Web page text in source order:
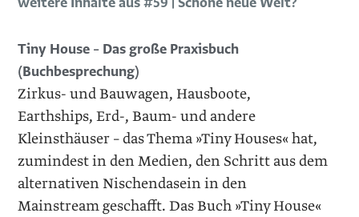
Tiny House – Das große Praxisbuch
(Buchbesprechung)
Zirkus- und Bauwagen, Hausboote,
Earthships, Erd-, Baum- und andere
Kleinsthäuser – das Thema »Tiny Houses« hat,
zumindest in den Medien, den Schritt aus dem
alternativen Nischendasein in den
Mainstream geschafft. Das Buch »Tiny House«